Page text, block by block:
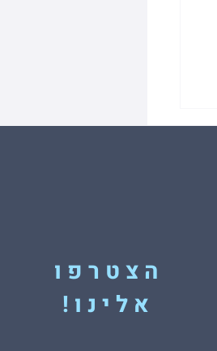
הצטרפו
אלינו!